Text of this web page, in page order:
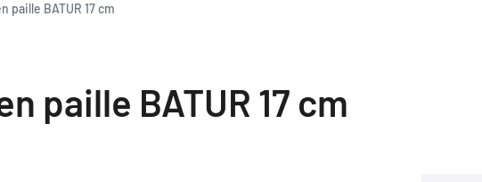
paille BATUR 17 cm
paille BATUR 17 cm